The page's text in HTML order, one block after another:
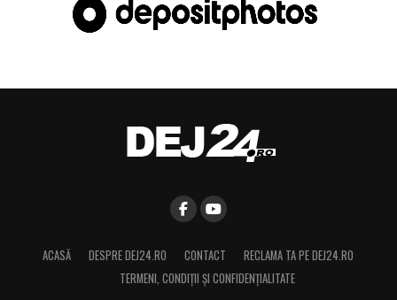
ACASĂ DESPRE DEJ24.RO CONTACT
RECLAMA TA PE DEJ24.RO
TERMENI, CONDIŢII ȘI CONFIDENȚIALITATE